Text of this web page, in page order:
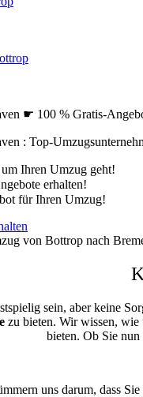
☛ 100 % Gratis-
: Top-
Ihren Umzug geht!
erhalten!
für Ihren Umzug!
von Bottrop nach
sein, aber keine
zu bieten. Wir wissen, wie
bieten. Ob Sie
uns darum, dass